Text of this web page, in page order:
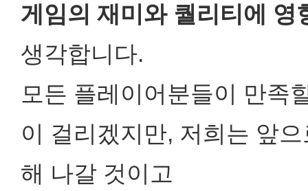
게임의 재미와 퀄리티에
생각합니다.
모든 플레이어분들이 만족
이 걸리겠지만, 저희는 앞
해 나갈 것이고